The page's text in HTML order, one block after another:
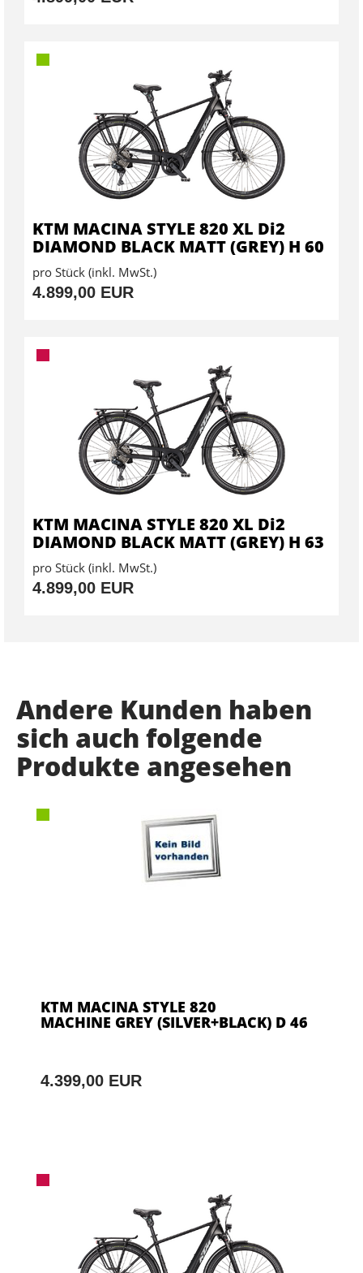
KTM MACINA STYLE 820 XL Di2
DIAMOND BLACK MATT (GREY) H 60
pro Stück (inkl. MwSt.)
4.899,00 EUR
KTM MACINA STYLE 820 XL Di2
DIAMOND BLACK MATT (GREY) H 63
pro Stück (inkl. MwSt.)
4.899,00 EUR
Andere Kunden haben
sich auch folgende
Produkte angesehen
KTM MACINA STYLE 820
MACHINE GREY (SILVER+BLACK) D 46
4.399,00 EUR